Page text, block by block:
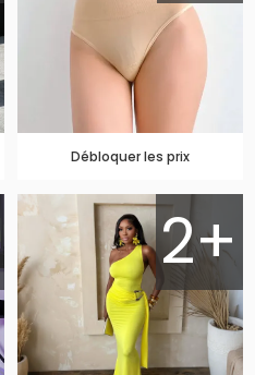
Débloquer les prix
2+